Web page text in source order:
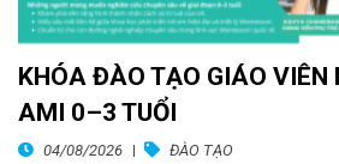
KHÓA ĐÀO TẠO GIÁO VIÊN
AMI 0–3 TUỔI
04/08/2026 ĐÀO TẠO